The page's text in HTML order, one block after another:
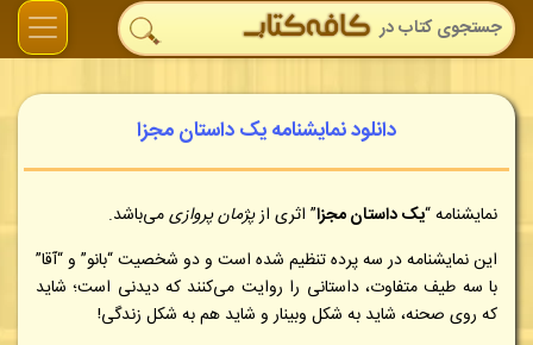
دانلود نمایشنامه یک داستان مجزا
نمایشنامه “یک داستان مجزا” اثری ازپژمان پروازیمی‌باشد.
این نمایشنامه در سه پرده تنظیم شده است و دو شخصیت “بانو” و “آقا”
با سه طیف متفاوت، داستانی را روایت می‌کنند که دیدنی است؛ شاید
که روی صحنه، شاید به شکل وبینار و شاید هم به شکل زندگی!